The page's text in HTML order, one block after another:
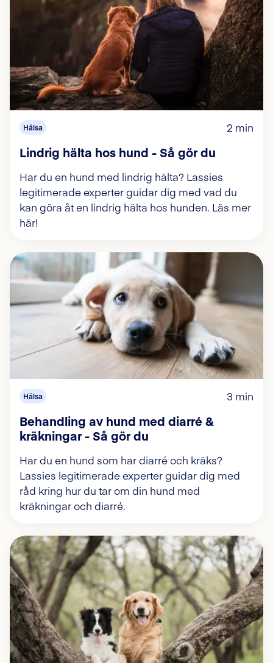
Hälsa 2 min
Lindrig hälta hos hund - Så gör du
Har du en hund med lindrig hälta? Lassies
legitimerade experter guidar dig med vad du
kan göra åt en lindrig hälta hos hunden. Läs mer
här!
Hälsa 3 min
Behandling av hund med diarré &
kräkningar - Så gör du
Har du en hund som har diarré och kräks?
Lassies legitimerade experter guidar dig med
råd kring hur du tar om din hund med
kräkningar och diarré.